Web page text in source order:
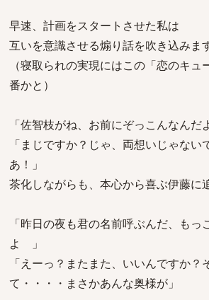
早速、計画をスタートさせた私は
互いを意識させる煽り話を吹き込みます
（寝取られの実現にはこの「恋のキュ
番かと）
「佐智枝がね、お前にぞっこんなんだ
「まじですか？じゃ、両想いじゃない
あ！」
茶化しながらも、本心から喜ぶ伊藤に
「昨日の夜も君の名前呼ぶんだ、もっ
よ 」
「えーっ？またまた、いいんですか？
て・・・・まさかあんな奥様が」